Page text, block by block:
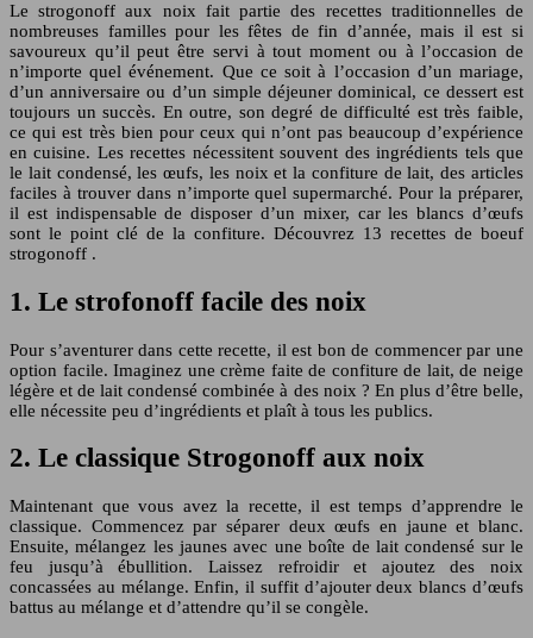
Le strogonoff aux noix fait partie des recettes traditionnelles de
nombreuses familles pour les fêtes de fin d’année, mais il est si
savoureux qu’il peut être servi à tout moment ou à l’occasion de
n’importe quel événement. Que ce soit à l’occasion d’un mariage,
d’un anniversaire ou d’un simple déjeuner dominical, ce dessert est
toujours un succès. En outre, son degré de difficulté est très faible,
ce qui est très bien pour ceux qui n’ont pas beaucoup d’expérience
en cuisine. Les recettes nécessitent souvent des ingrédients tels que
le lait condensé, les œufs, les noix et la confiture de lait, des articles
faciles à trouver dans n’importe quel supermarché. Pour la préparer,
il est indispensable de disposer d’un mixer, car les blancs d’œufs
sont le point clé de la confiture. Découvrez 13 recettes de boeuf
strogonoff .
1. Le strofonoff facile des noix
Pour s’aventurer dans cette recette, il est bon de commencer par une
option facile. Imaginez une crème faite de confiture de lait, de neige
légère et de lait condensé combinée à des noix ? En plus d’être belle,
elle nécessite peu d’ingrédients et plaît à tous les publics.
2. Le classique Strogonoff aux noix
Maintenant que vous avez la recette, il est temps d’apprendre le
classique. Commencez par séparer deux œufs en jaune et blanc.
Ensuite, mélangez les jaunes avec une boîte de lait condensé sur le
feu jusqu’à ébullition. Laissez refroidir et ajoutez des noix
concassées au mélange. Enfin, il suffit d’ajouter deux blancs d’œufs
battus au mélange et d’attendre qu’il se congèle.